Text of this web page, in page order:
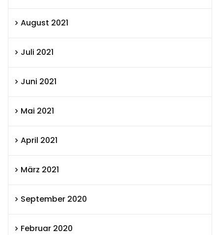
August 2021
Juli 2021
Juni 2021
Mai 2021
April 2021
März 2021
September 2020
Februar 2020